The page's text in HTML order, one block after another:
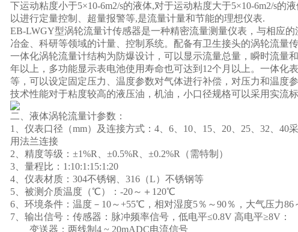
下运动粘度小于5×10-6m2/s的液体,对于运动粘度大于5×10-6m2/s
以进行定量控制、超量报警等,是流量计量和节能的理想仪表.
EB-LWGY型涡轮流量计传感器是一种精密流量测量仪表，与相应
冶金、科研等领域的计量、控制系统。配备有卫生接头的涡轮流量
一体化涡轮流量计结构为防爆设计，可以显示流量总量，瞬时流量
年以上，多功能显示表电池使用寿命也可达到12个月以上。一体化
等，可以设定固定压力、温度参数对气体进行补偿，对压力和温度
技术性能对于粘度较高的液压油，机油，小口径规格可以采用实流标
二、液体涡轮流量计参数：
1
、仪表口径（mm）及连接方式：4、6、10、15、20、25、32、40
用法兰连接
2 、精度等级：±1%R、±0.5%R、±0.2%R（需特制）
3 、量程比：1:10:1:15:1:20
4 、仪表材质：304不锈钢、316（L）不锈钢等
5 、被测介质温度（℃）：-20～＋120℃
6 、环境条件：温度－10～+55℃，相对湿度5％～90％，大气压力86
7 、输出信号：传感器：脉冲频率信号，低电平≤0.8V 高电平≥8V：
变送器：两线制4 ~ 20mADC电流信号